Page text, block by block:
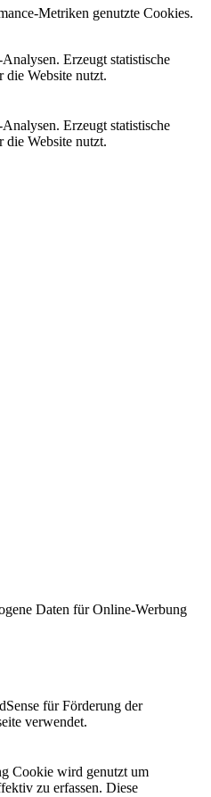
Metriken genutzte Cookies.
Erzeugt statistische
die Website nutzt.
Erzeugt statistische
die Website nutzt.
Daten für Online-Werbung
für Förderung der
verwendet.
Cookie wird genutzt um
zu erfassen. Diese